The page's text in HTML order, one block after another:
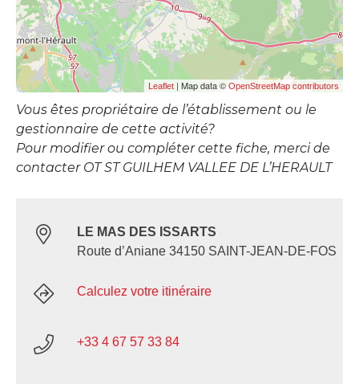
Leaflet | Map data © OpenStreetMap contributors
Vous êtes propriétaire de l’établissement ou le
gestionnaire de cette activité?
Pour modifier ou compléter cette fiche, merci de
contacter OT ST GUILHEM VALLEE DE L’HERAULT
LE MAS DES ISSARTS
Route d’Aniane 34150 SAINT-JEAN-DE-FOS
Calculez votre itinéraire
+33 4 67 57 33 84